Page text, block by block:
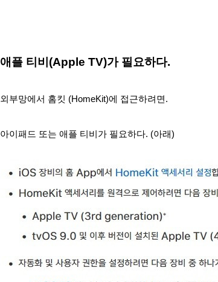
애플 티비(Apple TV)가 필요하다.
외부망에서 홈킷 (HomeKit)에 접근하려면.
아이패드 또는 애플 티비가 필요하다. (아래)